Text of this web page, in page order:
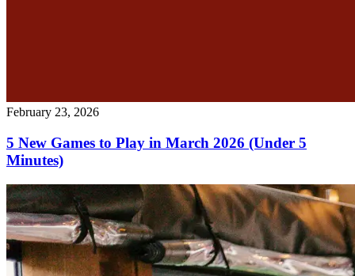
February 23, 2026
5 New Games to Play in March 2026 (Under 5
Minutes)